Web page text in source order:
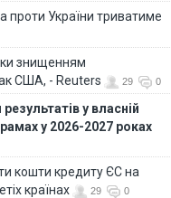
проти України триватиме
знищенням
США, - Reuters
29 0
у власній
у 2026-2027 роках
кошти кредиту ЄС на
країнах
29 0